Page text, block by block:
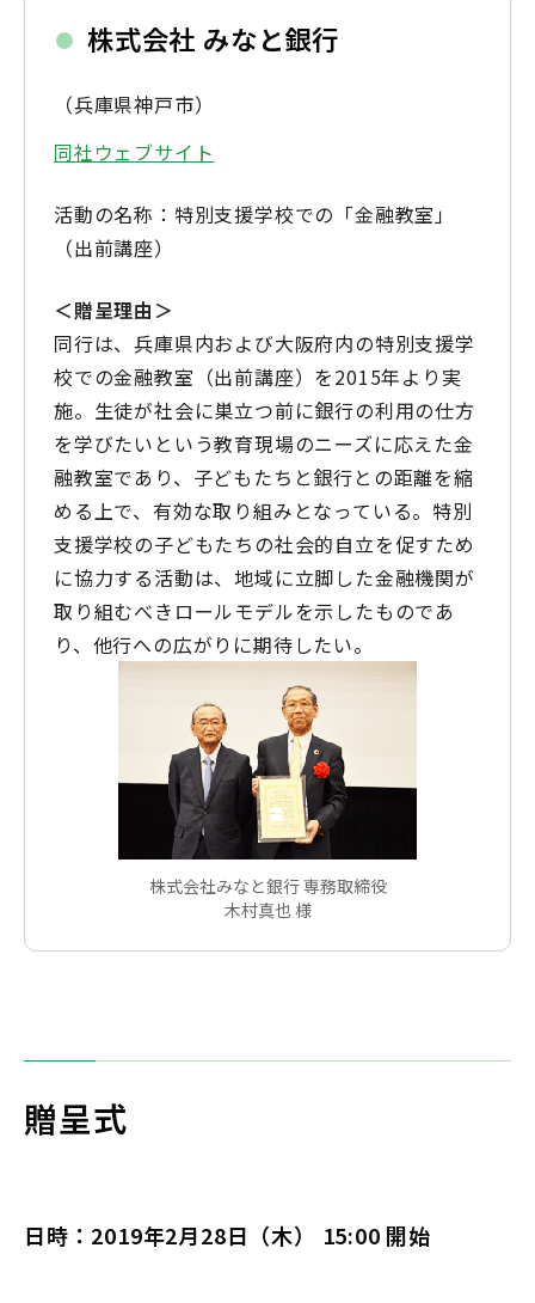
株式会社 みなと銀行
（兵庫県神戸市）
同社ウェブサイト
活動の名称：特別支援学校での「金融教室」
（出前講座）
＜贈呈理由＞
同行は、兵庫県内および大阪府内の特別支援学
校での金融教室（出前講座）を2015年より実
施。生徒が社会に巣立つ前に銀行の利用の仕方
を学びたいという教育現場のニーズに応えた金
融教室であり、子どもたちと銀行との距離を縮
める上で、有効な取り組みとなっている。特別
支援学校の子どもたちの社会的自立を促すため
に協力する活動は、地域に立脚した金融機関が
取り組むべきロールモデルを示したものであ
り、他行への広がりに期待したい。
株式会社みなと銀行 専務取締役
木村真也 様
贈呈式
日時：2019年2月28日（木） 15:00 開始